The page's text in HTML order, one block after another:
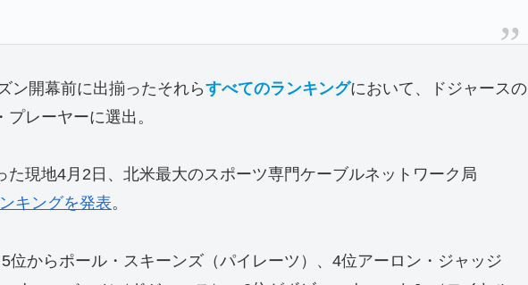
ン開幕前に出揃ったそれらすべてのランキングにおいて、ドジャースの
レーヤーに選出。
た現地4月2日、北米最大のスポーツ専門ケーブルネットワーク局
キングを発表。
位からポール・スキーンズ（パイレーツ）、4位アーロン・ジャッジ